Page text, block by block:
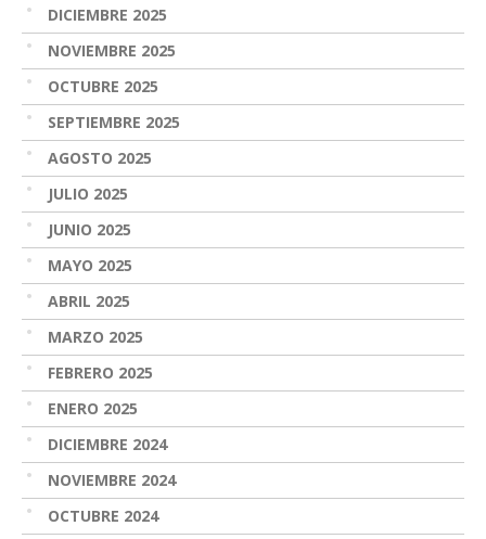
DICIEMBRE 2025
NOVIEMBRE 2025
OCTUBRE 2025
SEPTIEMBRE 2025
AGOSTO 2025
JULIO 2025
JUNIO 2025
MAYO 2025
ABRIL 2025
MARZO 2025
FEBRERO 2025
ENERO 2025
DICIEMBRE 2024
NOVIEMBRE 2024
OCTUBRE 2024